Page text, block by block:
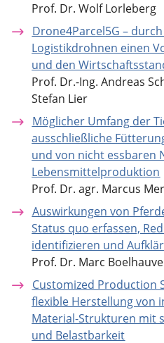
Prof. Dr. Wolf Lorleberg
Drone4Parcel5G –
Logistikdrohnen einen
und den
Prof. Dr.-Ing. Andreas
Stefan Lier
Möglicher Umfang der
ausschließliche
und von nicht essbaren
Lebensmittelproduktion
Prof. Dr. agr. Marcus
Auswirkungen von
Status quo erfassen,
identifizieren und
Prof. Dr. Marc Boelhauve
Customized Production
flexible Herstellung von
Material-Strukturen mit
und Belastbarkeit